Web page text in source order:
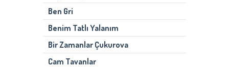
Ben Gri
Benim Tatlı Yalanım
Bir Zamanlar Çukurova
Cam Tavanlar